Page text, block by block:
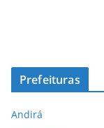
Prefeituras
Andirá